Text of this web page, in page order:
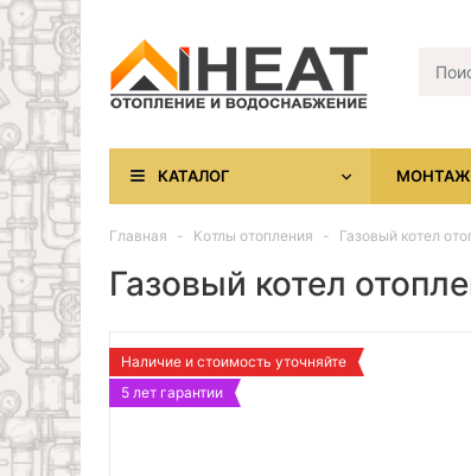
КАТАЛОГ МОНТАЖ
Главная Котлы отопления Газовый котел
Газовый котел
Наличие и стоимость уточняйте
5 лет гарантии